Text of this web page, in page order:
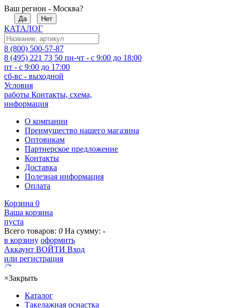
Ваш регион - Москва?
Да Нет
КАТАЛОГ
8 (800) 500-57-87
8 (495) 221 73 50 пн-чт - с 9:00 до 18:00
пт - с 9:00 до 17:00
сб-вс - выходной
Условия
работы Контакты, схема,
информация
О компании
Преимущество нашего магазина
Оптовикам
Партнерское предложение
Контакты
Доставка
Полезная информация
Оплата
Корзина 0
Ваша корзина
пуста
Всего товаров: 0 На сумму: -
в корзину оформить
Аккаунт ВОЙТИ Вход
или регистрация
×Закрыть
Каталог
Такелажная оснастка